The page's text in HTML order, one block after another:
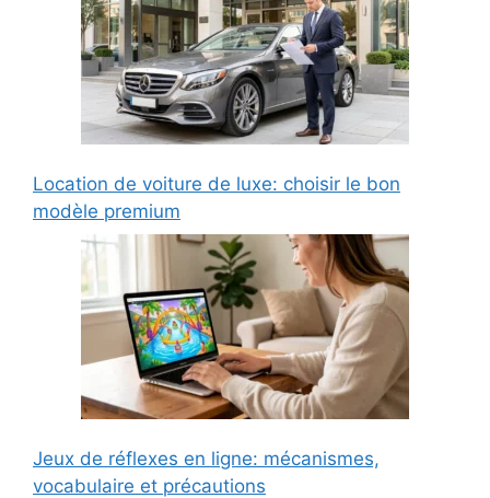
Location de voiture de luxe: choisir le bon
modèle premium
Jeux de réflexes en ligne: mécanismes,
vocabulaire et précautions